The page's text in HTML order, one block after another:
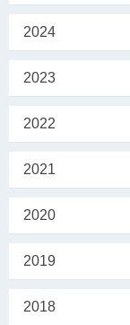
2024
2023
2022
2021
2020
2019
2018